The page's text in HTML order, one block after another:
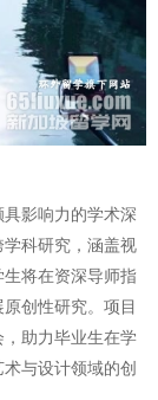
影响力的学术深
科研究，涵盖视
将在资深导师指
创性研究。项目
助力毕业生在学
与设计领域的创